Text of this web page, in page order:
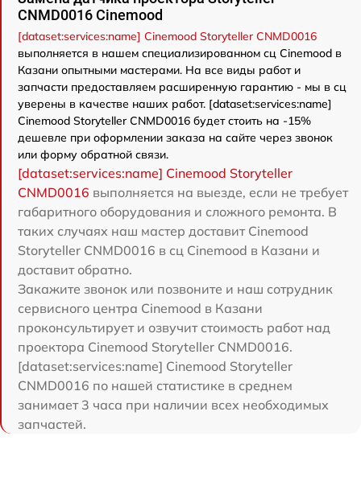
CNMD0016 Cinemood
[dataset:services:name] Cinemood Storyteller CNMD0016
выполняется в нашем специализированном сц Cinemood в
Казани опытными мастерами. На все виды работ и
запчасти предоставляем расширенную гарантию - мы в сц
уверены в качестве наших работ. [dataset:services:name]
Cinemood Storyteller CNMD0016 будет стоить на -15%
дешевле при оформлении заказа на сайте через звонок
или форму обратной связи.
[dataset:services:name] Cinemood Storyteller
CNMD0016 выполняется на выезде, если не требует
габаритного оборудования и сложного ремонта. В
таких случаях наш мастер доставит Cinemood
Storyteller CNMD0016 в сц Cinemood в Казани и
доставит обратно.
Закажите звонок или позвоните и наш сотрудник
сервисного центра Cinemood в Казани
проконсультирует и озвучит стоимость работ над
проектора Cinemood Storyteller CNMD0016.
[dataset:services:name] Cinemood Storyteller
CNMD0016 по нашей статистике в среднем
занимает 3 часа при наличии всех необходимых
запчастей.